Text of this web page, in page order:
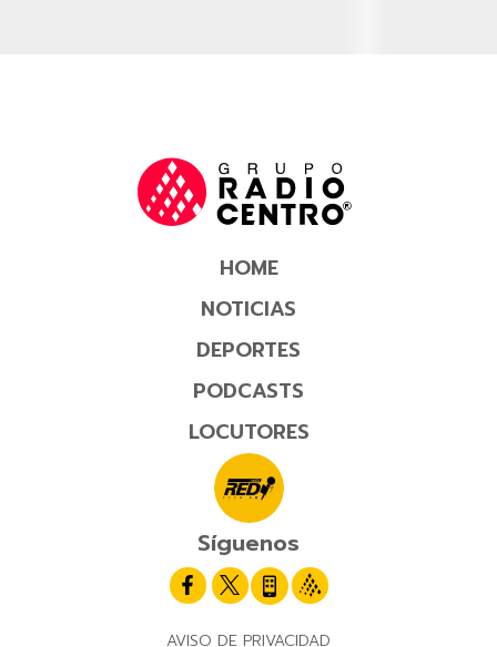
HOME
NOTICIAS
DEPORTES
PODCASTS
LOCUTORES
Síguenos
AVISO DE PRIVACIDAD